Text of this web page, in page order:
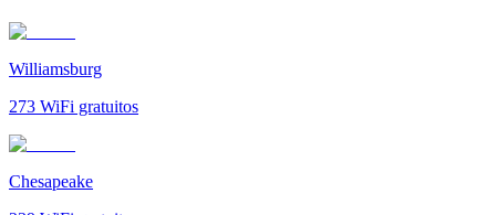
Williamsburg
273 WiFi gratuitos
Chesapeake